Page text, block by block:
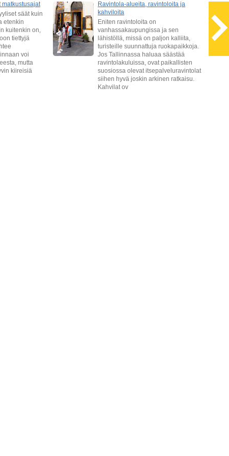
matkustusajat
säät kuin
etenkin
kuitenkin on,
tiettyjä
voi
mutta
kiireisiä
Ravintola-alueita, ravintoloita ja
kahviloita
Eniten ravintoloita on
vanhassakaupungissa ja sen
lähistöllä, missä on paljon kalliita,
turisteille suunnattuja ruokapaikkoja.
Jos Tallinnassa haluaa säästää
ravintolakuluissa, ovat paikallisten
suosiossa olevat itsepalveluravintolat
siihen hyvä joskin arkinen ratkaisu.
Kahvilat ov